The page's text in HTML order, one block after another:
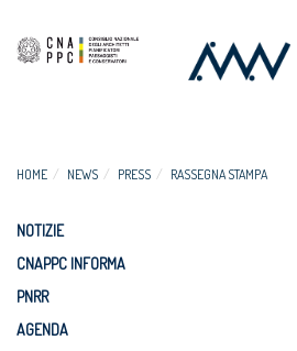
HOME NEWS PRESS RASSEGNA STAMPA
NOTIZIE
CNAPPC INFORMA
PNRR
AGENDA